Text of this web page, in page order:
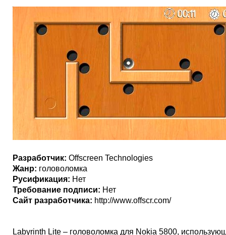
Разработчик: Offscreen Technologies
Жанр: головоломка
Русификация: Нет
Требование подписи: Нет
Сайт разработчика: http://www.offscr.com/
Labyrinth Lite – головоломка для Nokia 5800,